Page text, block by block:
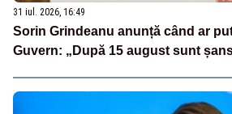
31 iul. 2026, 16:49
Sorin Grindeanu anunță când ar
Guvern: „După 15 august sunt